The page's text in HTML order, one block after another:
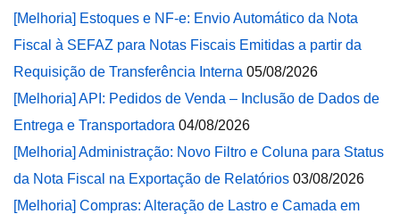
[Melhoria] Estoques e NF-e: Envio Automático da Nota
Fiscal à SEFAZ para Notas Fiscais Emitidas a partir da
Requisição de Transferência Interna 05/08/2026
[Melhoria] API: Pedidos de Venda – Inclusão de Dados de
Entrega e Transportadora 04/08/2026
[Melhoria] Administração: Novo Filtro e Coluna para Status
da Nota Fiscal na Exportação de Relatórios 03/08/2026
[Melhoria] Compras: Alteração de Lastro e Camada em